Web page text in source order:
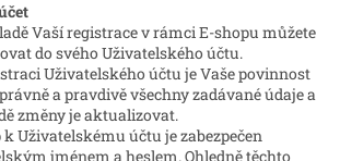
Vaší registrace v rámci E-shopu můžete
do svého Uživatelského účtu.
Uživatelského účtu je Vaše povinnost
a pravdivě všechny zadávané údaje a
změny je aktualizovat.
Uživatelskému účtu je zabezpečen
jménem a heslem. Ohledně těchto